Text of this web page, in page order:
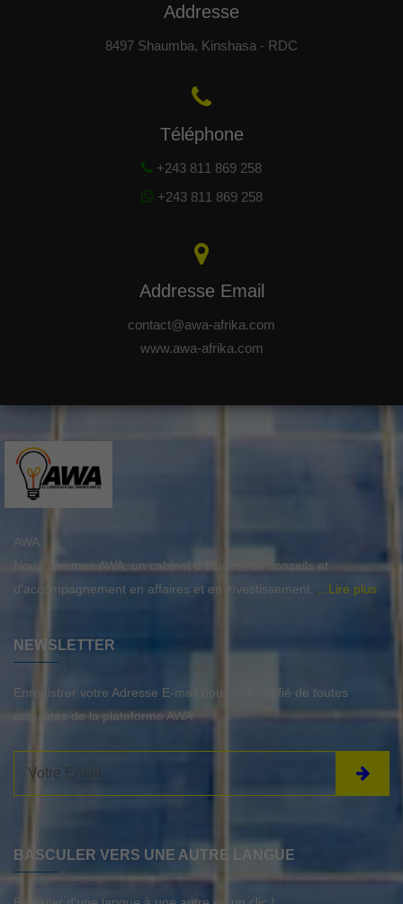
Addresse
8497 Shaumba, Kinshasa - RDC
Téléphone
+243 811 869 258
+243 811 869 258
Addresse Email
contact@awa-afrika.com
www.awa-afrika.com
AWA
Nous sommes AWA, un cabinet d’études, de conseils et
d'accompagnement en affaires et en investissement.
...Lire plus
NEWSLETTER
Enregistrer votre Adresse E-mail pour être notifié de toutes
actualités de la plateforme AWA
BASCULER VERS UNE AUTRE LANGUE